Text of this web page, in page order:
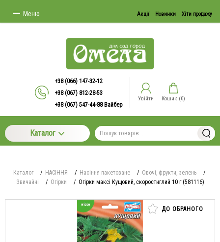
Меню Акції Новинки Хіти продажу
+38 (066) 147-32-12
+38 (067) 812-28-53
+38 (067) 547-44-88 Вайбер
Увійти Кошик (0)
Каталог
Каталог / НАСІННЯ / Насіння пакетоване / Овочі, фрукти, зелень
/
Звичайні
/ Огірки / Огірки максі Кущовий, скоростиглий 10 г (581116)
ДО ОБРАНОГО